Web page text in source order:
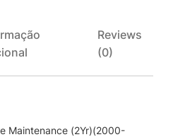
Reviews
(0)
Maintenance (2Yr)(2000-